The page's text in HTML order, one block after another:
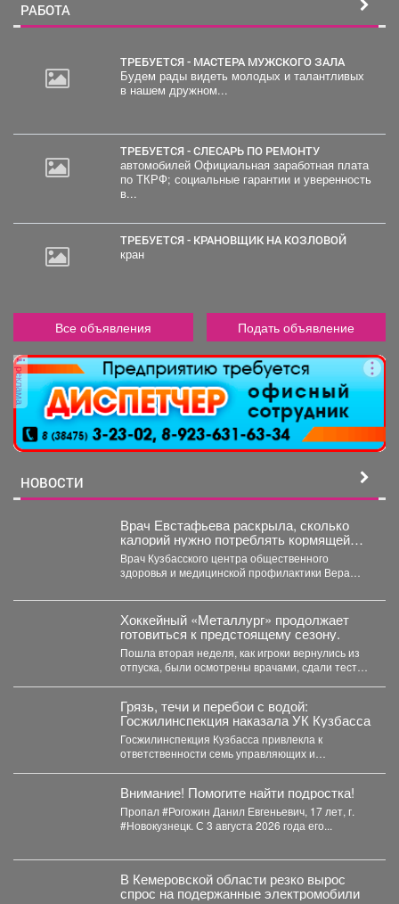
РАБОТА
ТРЕБУЕТСЯ - МАСТЕРА МУЖСКОГО ЗАЛА
Будем рады видеть молодых и талантливых
в нашем дружном...
ТРЕБУЕТСЯ - СЛЕСАРЬ ПО РЕМОНТУ
автомобилей Официальная заработная плата
по ТКРФ; социальные гарантии и уверенность
в...
ТРЕБУЕТСЯ - КРАНОВЩИК НА КОЗЛОВОЙ
кран
Все объявления Подать объявление
реклама
НОВОСТИ
Врач Евстафьева раскрыла, сколько
калорий нужно потреблять кормящей
маме
Врач Кузбасского центра общественного
здоровья и медицинской профилактики Вера
зависит...
Хоккейный «Металлург» продолжает
готовиться к предстоящему сезону.
Пошла вторая неделя, как игроки вернулись из
отпуска, были осмотрены врачами, сдали тесты,
Грязь, течи и перебои с водой:
Госжилинспекция наказала УК Кузбасса
Госжилинспекция Кузбасса привлекла к
ответственности семь управляющих и
Внимание! Помогите найти подростка!
Пропал #Рогожин Данил Евгеньевич, 17 лет, г.
#Новокузнецк. С 3 августа 2026 года его...
В Кемеровской области резко вырос
спрос на подержанные электромобили